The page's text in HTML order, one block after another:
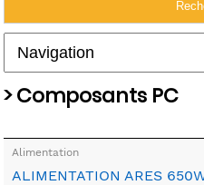
> Composants PC
Alimentation
ALIMENTATION ARES